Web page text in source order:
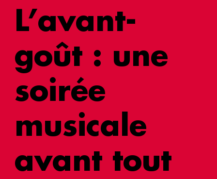
L’avant-
goût : une
soirée
musicale
avant tout